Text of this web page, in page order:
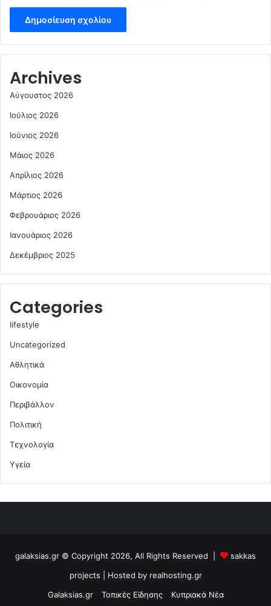
Archives
Αύγουστος 2026
Ιούλιος 2026
Ιούνιος 2026
Μάιος 2026
Απρίλιος 2026
Μάρτιος 2026
Φεβρουάριος 2026
Ιανουάριος 2026
Δεκέμβριος 2025
Categories
lifestyle
Uncategorized
Αθλητικά
Οικονομία
Περιβάλλον
Πολιτική
Τεχνολογία
Υγεία
galaksias.gr © Copyright 2026, All Rights Reserved |
sakkas
projects | Hosted by realhosting.gr
Galaksias.gr
Τοπικές Είδησης Κυπριακά Νέα